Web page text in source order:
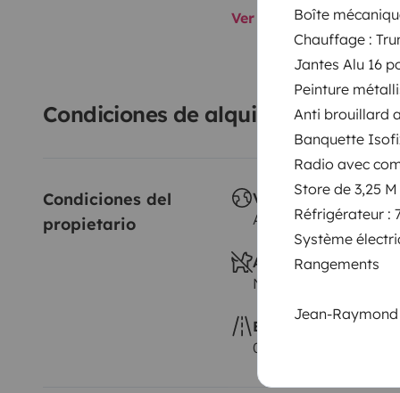
Boîte
Chauffage :
Jantes Alu 16
Peinture
Anti brouillard
Banquette
Radio avec
Store de 3,25 M
Réfrigérateur :
Système
Rangements
Jean-Raymond
Ver todas las
Condiciones de alquiler
Condiciones del
propietario
Viajes al extranjero
Autorizado
Animales a bordo
No autorizado
Exceso de kilometraje
0,25 € por km